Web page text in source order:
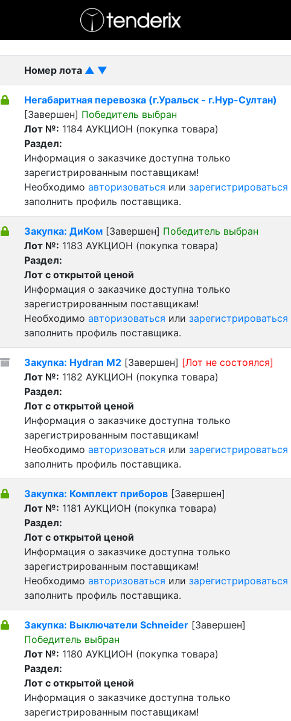
- Завершенный лот
Номер лота ▲ ▼
Негабаритная перевозка (г.Уральск - г.Нур-Султан)
[Завершен] Победитель выбран
Лот №: 1184 АУКЦИОН (покупка товара)
Раздел:
Информация о заказчике доступна только
зарегистрированным поставщикам!
Необходимо авторизоваться или зарегистрироваться
заполнить профиль поставщика.
Закупка: ДиКом [Завершен] Победитель выбран
Лот №: 1183 АУКЦИОН (покупка товара)
Раздел:
Лот с открытой ценой
Информация о заказчике доступна только
зарегистрированным поставщикам!
Необходимо авторизоваться или зарегистрироваться
заполнить профиль поставщика.
Закупка: Hydran M2 [Завершен] [Лот не состоялся]
Лот №: 1182 АУКЦИОН (покупка товара)
Раздел:
Лот с открытой ценой
Информация о заказчике доступна только
зарегистрированным поставщикам!
Необходимо авторизоваться или зарегистрироваться
заполнить профиль поставщика.
Закупка: Комплект приборов [Завершен]
Лот №: 1181 АУКЦИОН (покупка товара)
Раздел:
Лот с открытой ценой
Информация о заказчике доступна только
зарегистрированным поставщикам!
Необходимо авторизоваться или зарегистрироваться
заполнить профиль поставщика.
Закупка: Выключатели Schneider [Завершен]
Победитель выбран
Лот №: 1180 АУКЦИОН (покупка товара)
Раздел:
Лот с открытой ценой
Информация о заказчике доступна только
зарегистрированным поставщикам!